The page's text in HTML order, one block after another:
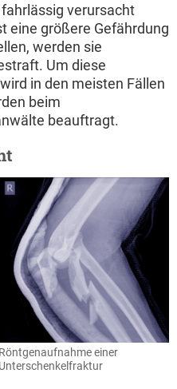
verursacht
eine größere Gefährdung
werden sie
Um diese
in den meisten Fällen
beim
beauftragt.
Röntgenaufnahme einer
Unterschenkelfraktur